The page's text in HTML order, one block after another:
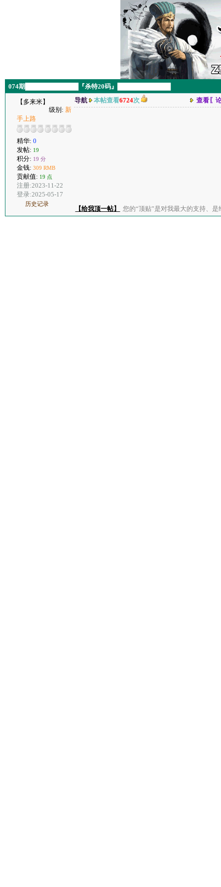
074期████████████『杀特20码』████████████
【多来米】
级别: 新
手上路
精华: 0
发帖: 19
积分: 19 分
金钱: 309 RMB
贡献值: 19 点
注册:2023-11-22
登录:2025-05-17
历史记录
导航 本帖查看6724次 查看〖
【给我顶一帖】 您的“顶贴”是对我最大的支持、